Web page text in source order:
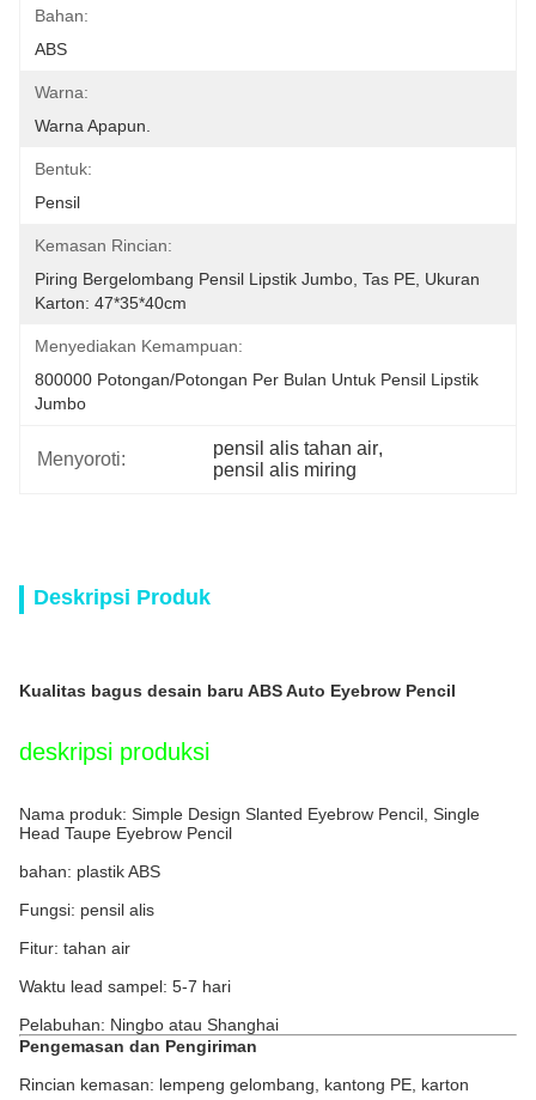
Bahan:
ABS
Warna:
Warna Apapun.
Bentuk:
Pensil
Kemasan Rincian:
Piring Bergelombang Pensil Lipstik Jumbo, Tas PE, Ukuran
Karton: 47*35*40cm
Menyediakan Kemampuan:
800000 Potongan/Potongan Per Bulan Untuk Pensil Lipstik
Jumbo
Menyoroti:
pensil alis tahan air,
pensil alis miring
Deskripsi Produk
Kualitas bagus desain baru ABS Auto Eyebrow Pencil
deskripsi produksi
Nama produk: Simple Design Slanted Eyebrow Pencil, Single
Head Taupe Eyebrow Pencil
bahan: plastik ABS
Fungsi: pensil alis
Fitur: tahan air
Waktu lead sampel: 5-7 hari
Pelabuhan: Ningbo atau Shanghai
Pengemasan dan Pengiriman
Rincian kemasan: lempeng gelombang, kantong PE, karton